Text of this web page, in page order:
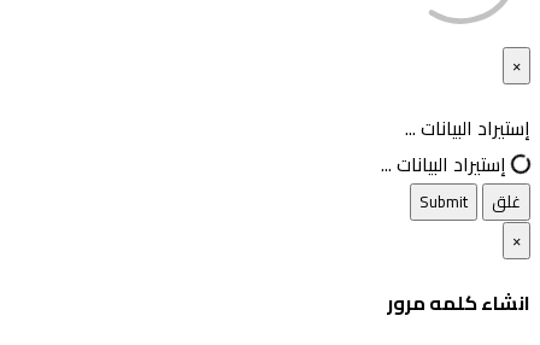
×
غلق
إستيراد البيانات ...
إستيراد البيانات ...
غلق
Submit
×
انشاء كلمه مرور